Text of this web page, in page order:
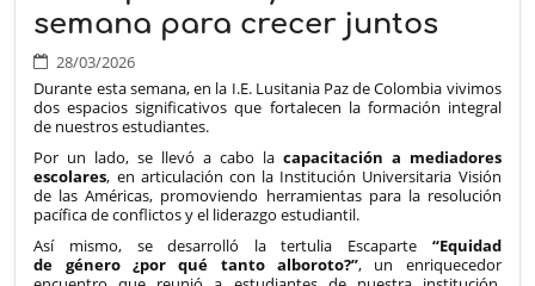
semana para crecer juntos
28/03/2026
Durante esta semana, en la I.E. Lusitania Paz de Colombia vivimos
dos espacios significativos que fortalecen la formación integral
de nuestros estudiantes.
Por un lado, se llevó a cabo la capacitación a mediadores
escolares, en articulación con la Institución Universitaria Visión
de las Américas, promoviendo herramientas para la resolución
pacífica de conflictos y el liderazgo estudiantil.
Así mismo, se desarrolló la tertulia Escaparte “Equidad
de género ¿por qué tanto alboroto?”, un enriquecedor